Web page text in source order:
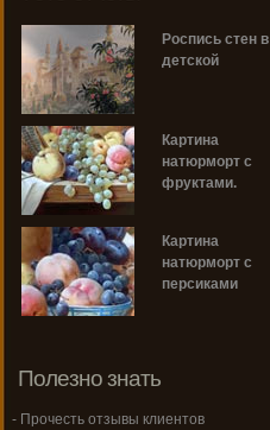
Роспись стен в
детской
Картина
натюрморт с
фруктами.
Картина
натюрморт с
персиками
Полезно знать
- Прочесть отзывы клиентов